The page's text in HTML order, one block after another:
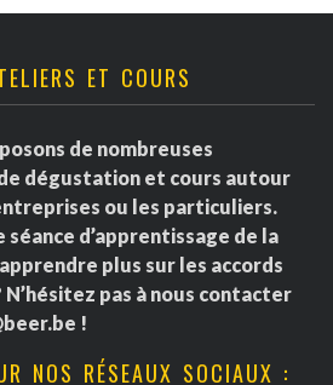
ET COURS
de nombreuses
dégustation et cours autour
ou les particuliers.
séance d’apprentissage de la
plus sur les accords
pas à nous contacter
!
NOS RÉSEAUX SOCIAUX :